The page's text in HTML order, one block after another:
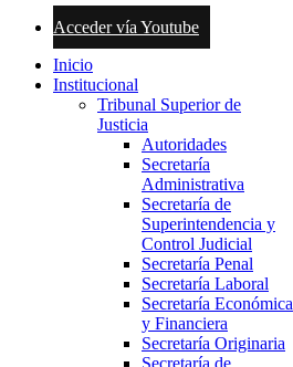
Acceder vía Youtube
Inicio
Institucional
Tribunal Superior de
Justicia
Autoridades
Secretaría
Administrativa
Secretaría de
Superintendencia y
Control Judicial
Secretaría Penal
Secretaría Laboral
Secretaría Económica
y Financiera
Secretaría Originaria
Secretaría de